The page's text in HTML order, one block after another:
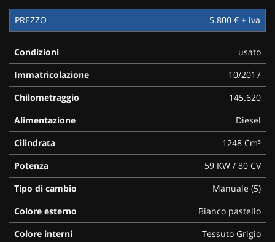
PREZZO 5.800 € + iva
Condizioni
usato
Immatricolazione
10/2017
Chilometraggio
145.620
Alimentazione
Diesel
Cilindrata
1248 Cm³
Potenza
59 KW / 80 CV
Tipo di cambio
Manuale (5)
Colore esterno
Bianco pastello
Colore interni
Tessuto Grigio
informazioni
sull'utilità
sul
funzionamento
di
questi
strumenti
di
tracciamento
si
rimanda
alla
cookie
policy.
Puoi
rivedere
e
modificare